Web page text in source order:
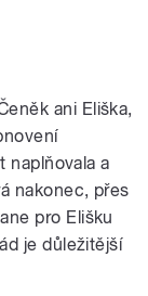
ani Eliška,
naplňovala a
nakonec, přes
pro Elišku
je důležitější